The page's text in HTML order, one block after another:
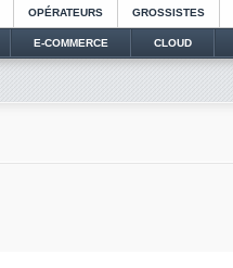
OPÉRATEURS GROSSISTES
E-COMMERCE CLOUD